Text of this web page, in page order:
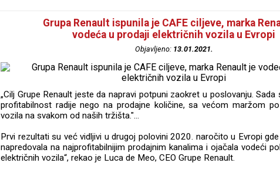
Grupa Renault ispunila je CAFE ciljeve, marka
vodeća u prodaji električnih vozila u Evropi
Objavljeno: 13.01.2021.
„Cilj Grupe Renault jeste da napravi potpuni zaokret u poslovanju.
profitabilnost radije nego na prodajne količine, sa većom maržom
vozila na svakom od naših tržišta."...
Prvi rezultati su već vidljivi u drugoj polovini 2020. naročito u Evropi
napredovala na najprofitabilnijim prodajnim kanalima i ojačala vodeći
električnih vozila“, rekao je Luca de Meo, CEO Grupe Renault.